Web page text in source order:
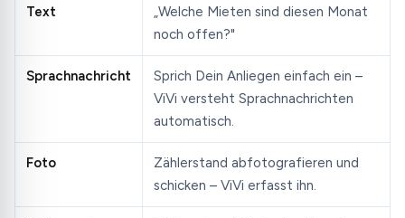
Text
„Welche Mieten sind diesen Monat
noch offen?"
Sprachnachricht
Sprich Dein Anliegen einfach ein –
ViVi versteht Sprachnachrichten
automatisch.
Foto
Zählerstand abfotografieren und
schicken – ViVi erfasst ihn.